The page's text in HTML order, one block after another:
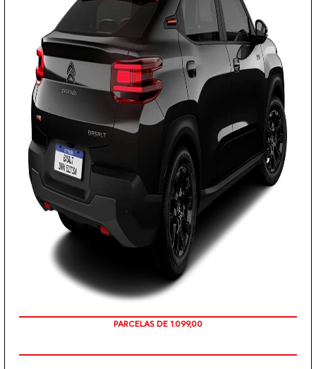
PARCELAS DE 1.099,00